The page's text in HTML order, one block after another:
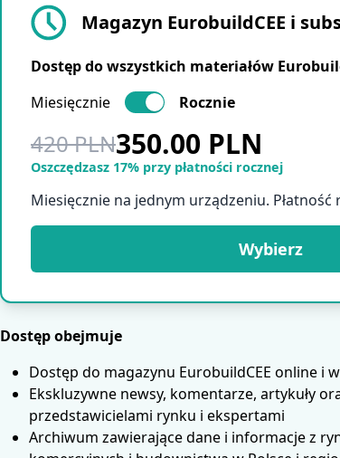
Magazyn EurobuildCEE i
Dostęp do wszystkich materiałów
Miesięcznie
Rocznie
420 PLN350.00 PLN
Oszczędzasz 17% przy płatności rocznej
Miesięcznie na jednym urządzeniu. Płatność
Wybierz
Dostęp obejmuje
Dostęp do magazynu EurobuildCEE online i
Ekskluzywne newsy, komentarze, artykuły
przedstawicielami rynku i ekspertami
Archiwum zawierające dane i informacje z